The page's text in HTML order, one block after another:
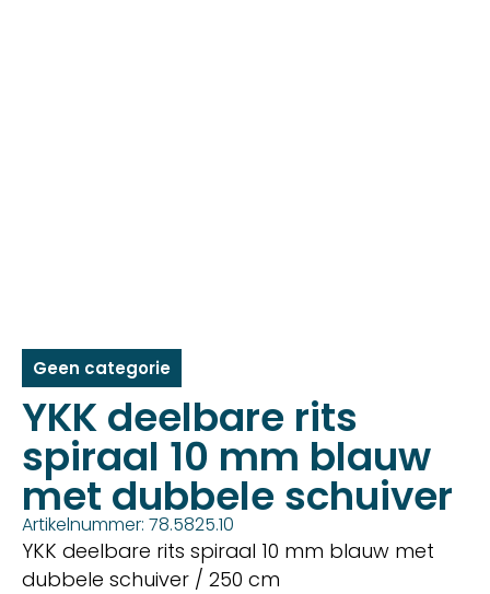
Geen categorie
YKK deelbare rits
spiraal 10 mm blauw
met dubbele schuiver
Artikelnummer: 78.5825.10
YKK deelbare rits spiraal 10 mm blauw met
dubbele schuiver / 250 cm